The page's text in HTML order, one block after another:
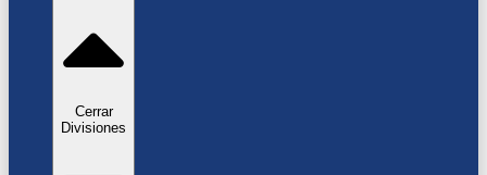
Cerrar
Divisiones